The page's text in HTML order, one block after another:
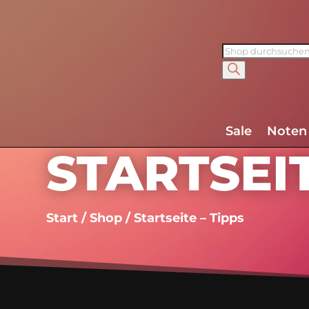
Products
search
Sale Noten
Start /Shop / Startseite – Tipps